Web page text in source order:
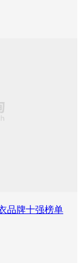
品牌十强榜单